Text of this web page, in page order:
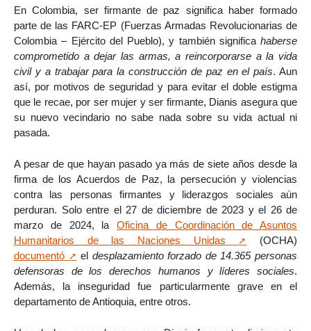
En Colombia, ser firmante de paz significa haber formado
parte de las FARC-EP (Fuerzas Armadas Revolucionarias de
Colombia – Ejército del Pueblo), y también significa haberse
comprometido a dejar las armas, a reincorporarse a la vida
civil y a trabajar para la construcción de paz en el país. Aun
así, por motivos de seguridad y para evitar el doble estigma
que le recae, por ser mujer y ser firmante, Dianis asegura que
su nuevo vecindario no sabe nada sobre su vida actual ni
pasada.
A pesar de que hayan pasado ya más de siete años desde la
firma de los Acuerdos de Paz, la persecución y violencias
contra las personas firmantes y liderazgos sociales aún
perduran. Solo entre el 27 de diciembre de 2023 y el 26 de
marzo de 2024, la Oficina de Coordinación de Asuntos
Humanitarios de las Naciones Unidas
(OCHA)
documentó
el desplazamiento forzado de 14.365 personas
defensoras de los derechos humanos y líderes sociales.
Además, la inseguridad fue particularmente grave en el
departamento de Antioquia, entre otros.